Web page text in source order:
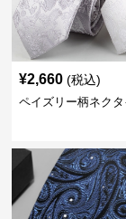
¥2,660 (税込)
ペイズリー柄ネクタ